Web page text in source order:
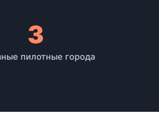
3
пилотные города